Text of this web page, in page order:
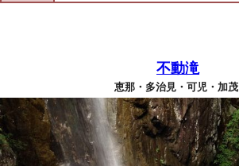
不動滝
恵那・多治見・可児・加茂